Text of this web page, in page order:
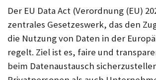
Der EU Data Act (Verordnung (EU)
zentrales Gesetzeswerk, das den
die Nutzung von Daten in der
regelt. Ziel ist es, faire und
beim Datenaustausch